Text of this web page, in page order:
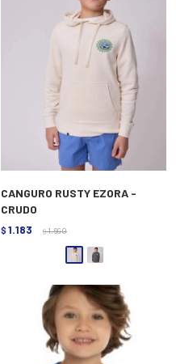
CANGURO RUSTY EZORA -
CRUDO
$ 1.183 $ 1.690